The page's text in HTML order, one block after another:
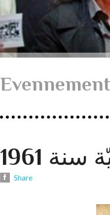
1961
Share